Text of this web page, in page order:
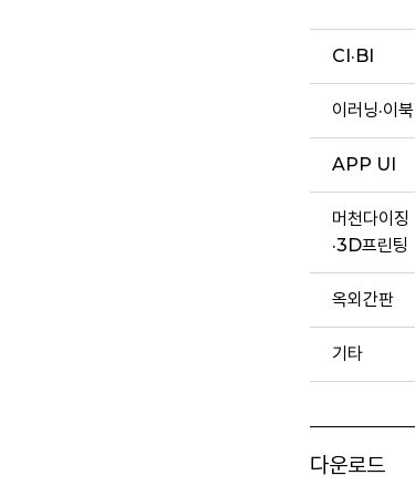
CI·BI
이러닝·이북
APP UI
머천다이징
·3D프린팅
옥외간판
기타
다운로드